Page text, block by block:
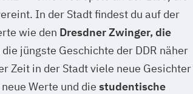
In der Stadt findest du auf der
wie den Dresdner Zwinger, die
jüngste Geschichte der DDR näher
Zeit in der Stadt viele neue Gesichter
Werte und die studentische